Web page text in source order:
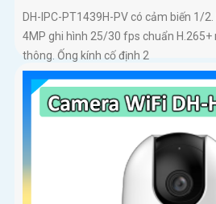
DH-IPC-PT1439H-PV có cảm biến 1/2.
4MP ghi hình 25/30 fps chuẩn
thông. Ống kính cố định 2